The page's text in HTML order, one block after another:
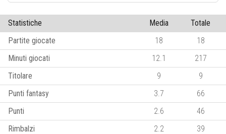
Statistiche Media
Totale
Partite giocate
18
18
Minuti giocati
12.1
217
Titolare
9
9
Punti fantasy
3.7
66
Punti
2.6
46
Rimbalzi
2.2
39